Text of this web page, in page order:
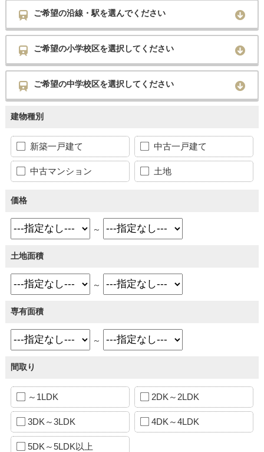
ご希望の沿線・駅を選んでください
ご希望の小学校区を選択してください
ご希望の中学校区を選択してください
建物種別
新築一戸建て 中古一戸建て
中古マンション 土地
価格
～
土地面積
～
専有面積
～
間取り
～1LDK 2DK～2LDK
3DK～3LDK 4DK～4LDK
5DK～5LDK以上